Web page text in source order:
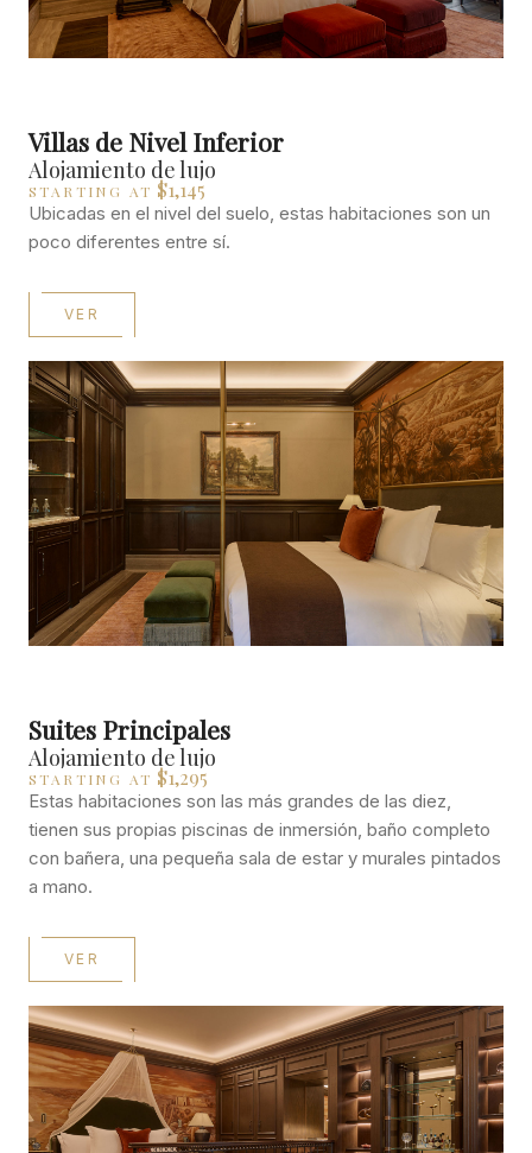
Villas de Nivel Inferior
Alojamiento de lujo
STARTING AT $1,145
Ubicadas en el nivel del suelo, estas habitaciones son un
poco diferentes entre sí.
VER
Suites Principales
Alojamiento de lujo
STARTING AT $1,295
Estas habitaciones son las más grandes de las diez,
tienen sus propias piscinas de inmersión, baño completo
con bañera, una pequeña sala de estar y murales pintados
a mano.
VER